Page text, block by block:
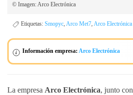
© Imagen: Arco Electrónica
Etiquetas: Smopyc Arco Met7 Arco Electrónica
Información empresa: Arco Electrónica
La empresa Arco Electrónica, junto con